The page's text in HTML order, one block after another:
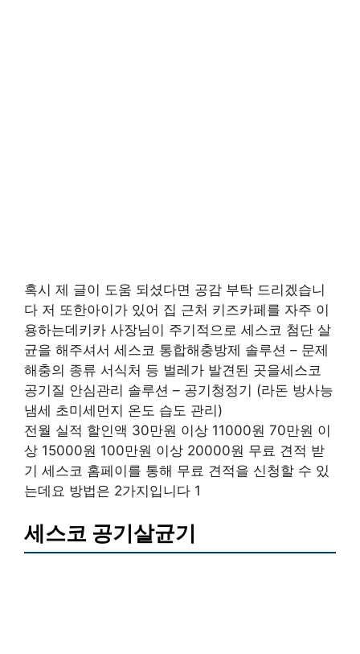
혹시 제 글이 도움 되셨다면 공감 부탁 드리겠습니
다 저 또한아이가 있어 집 근처 키즈카페를 자주 이
용하는데키카 사장님이 주기적으로 세스코 첨단 살
균을 해주셔서 세스코 통합해충방제 솔루션 – 문제
해충의 종류 서식처 등 벌레가 발견된 곳을세스코
공기질 안심관리 솔루션 – 공기청정기 (라돈 방사능
냄세 초미세먼지 온도 습도 관리)
전월 실적 할인액 30만원 이상 11000원 70만원 이
상 15000원 100만원 이상 20000원 무료 견적 받
기 세스코 홈페이를 통해 무료 견적을 신청할 수 있
는데요 방법은 2가지입니다 1
세스코 공기살균기